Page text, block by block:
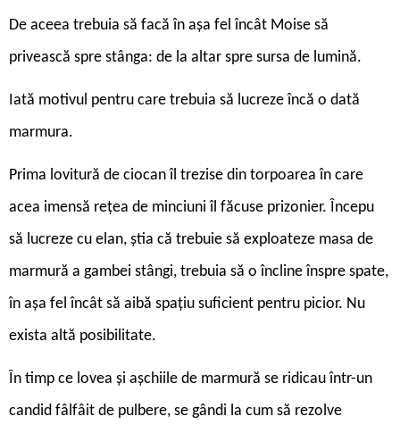
De aceea trebuia să facă în așa fel încât Moise să
privească spre stânga: de la altar spre sursa de lumină.
Iată motivul pentru care trebuia să lucreze încă o dată
marmura.
Prima lovitură de ciocan îl trezise din torpoarea în care
acea imensă rețea de minciuni îl făcuse prizonier. Începu
să lucreze cu elan, știa că trebuie să exploateze masa de
marmură a gambei stângi, trebuia să o încline înspre spate,
în așa fel încât să aibă spațiu suficient pentru picior. Nu
exista altă posibilitate.
În timp ce lovea și așchiile de marmură se ridicau într-un
candid fâlfâit de pulbere, se gândi la cum să rezolve